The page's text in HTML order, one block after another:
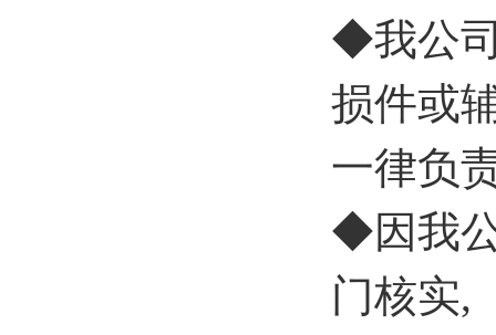
◆我公
损件或
一律负
◆因我
门核实,